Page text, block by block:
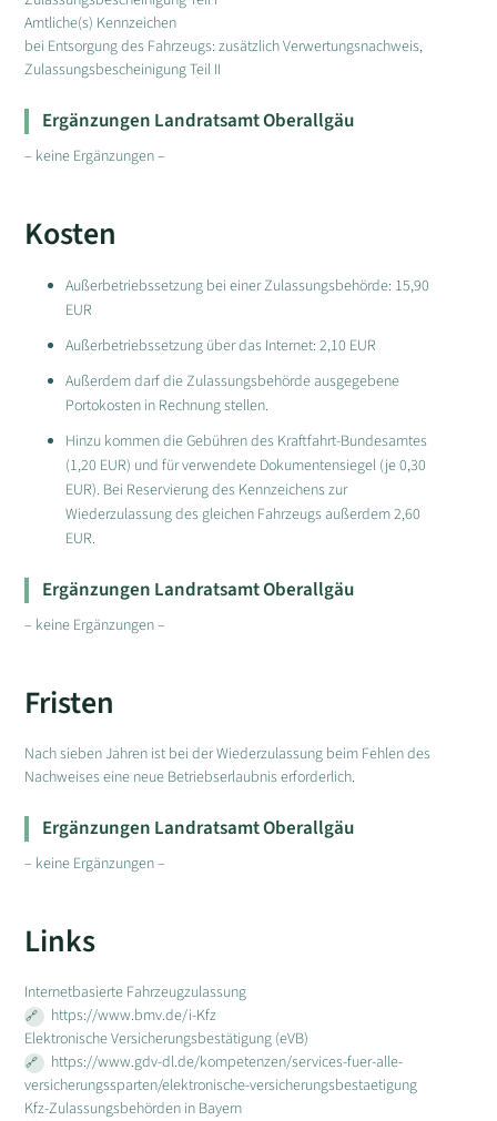
Amtliche(s) Kennzeichen
bei Entsorgung des Fahrzeugs: zusätzlich Verwertungsnachweis,
Zulassungsbescheinigung Teil II
Ergänzungen Landratsamt Oberallgäu
– keine Ergänzungen –
Kosten
Außerbetriebssetzung bei einer Zulassungsbehörde: 15,90
EUR
Außerbetriebssetzung über das Internet: 2,10 EUR
Außerdem darf die Zulassungsbehörde ausgegebene
Portokosten in Rechnung stellen.
Hinzu kommen die Gebühren des Kraftfahrt-Bundesamtes
(1,20 EUR) und für verwendete Dokumentensiegel (je 0,30
EUR). Bei Reservierung des Kennzeichens zur
Wiederzulassung des gleichen Fahrzeugs außerdem 2,60
EUR.
Ergänzungen Landratsamt Oberallgäu
– keine Ergänzungen –
Fristen
Nach sieben Jahren ist bei der Wiederzulassung beim Fehlen des
Nachweises eine neue Betriebserlaubnis erforderlich.
Ergänzungen Landratsamt Oberallgäu
– keine Ergänzungen –
Links
Internetbasierte Fahrzeugzulassung
https://www.bmv.de/i-Kfz
Elektronische Versicherungsbestätigung (eVB)
https://www.gdv-dl.de/kompetenzen/services-fuer-alle-
versicherungssparten/elektronische-versicherungsbestaetigung
Kfz-Zulassungsbehörden in Bayern